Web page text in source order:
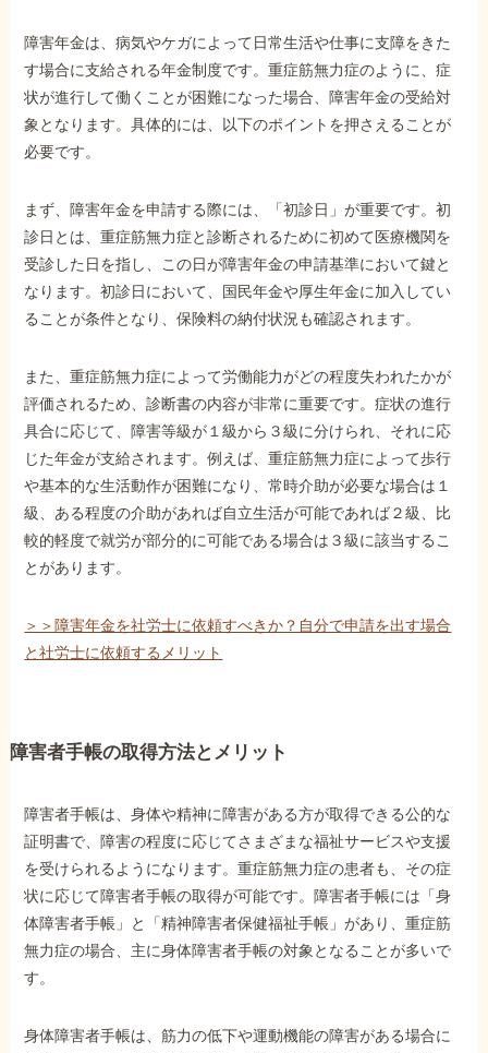
他社と何が違うの？
当事務所に
依頼するメリット
089-907-3797
受付時間：平日9:00~18:00
障害年金は、病気やケガによって日常生活や仕事に支障をきた
す場合に支給される年金制度です。重症筋無力症のように、症
状が進行して働くことが困難になった場合、障害年金の受給対
象となります。具体的には、以下のポイントを押さえることが
必要です。
まず、障害年金を申請する際には、「初診日」が重要です。初
診日とは、重症筋無力症と診断されるために初めて医療機関を
受診した日を指し、この日が障害年金の申請基準において鍵と
なります。初診日において、国民年金や厚生年金に加入してい
ることが条件となり、保険料の納付状況も確認されます。
また、重症筋無力症によって労働能力がどの程度失われたかが
評価されるため、診断書の内容が非常に重要です。症状の進行
具合に応じて、障害等級が１級から３級に分けられ、それに応
じた年金が支給されます。例えば、重症筋無力症によって歩行
や基本的な生活動作が困難になり、常時介助が必要な場合は１
級、ある程度の介助があれば自立生活が可能であれば２級、比
較的軽度で就労が部分的に可能である場合は３級に該当するこ
とがあります。
＞＞障害年金を社労士に依頼すべきか？自分で申請を出す場合
と社労士に依頼するメリット
障害者手帳の取得方法とメリット
障害者手帳は、身体や精神に障害がある方が取得できる公的な
証明書で、障害の程度に応じてさまざまな福祉サービスや支援
を受けられるようになります。重症筋無力症の患者も、その症
状に応じて障害者手帳の取得が可能です。障害者手帳には「身
体障害者手帳」と「精神障害者保健福祉手帳」があり、重症筋
無力症の場合、主に身体障害者手帳の対象となることが多いで
す。
身体障害者手帳は、筋力の低下や運動機能の障害がある場合に